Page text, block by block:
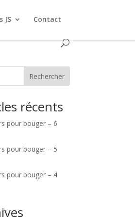
JS Contact
Rechercher
récents
pour bouger – 6
pour bouger – 5
pour bouger – 4